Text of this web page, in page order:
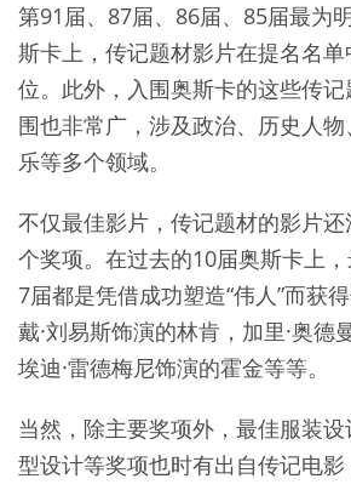
第91届、87届、86届、85届最为
斯卡上，传记题材影片在提名名
位。此外，入围奥斯卡的这些传
围也非常广，涉及政治、历史人
乐等多个领域。
不仅最佳影片，传记题材的影片
个奖项。在过去的10届奥斯卡上
7届都是凭借成功塑造“伟人”而获
戴·刘易斯饰演的林肯，加里·奥德
埃迪·雷德梅尼饰演的霍金等等。
当然，除主要奖项外，最佳服装
型设计等奖项也时有出自传记电